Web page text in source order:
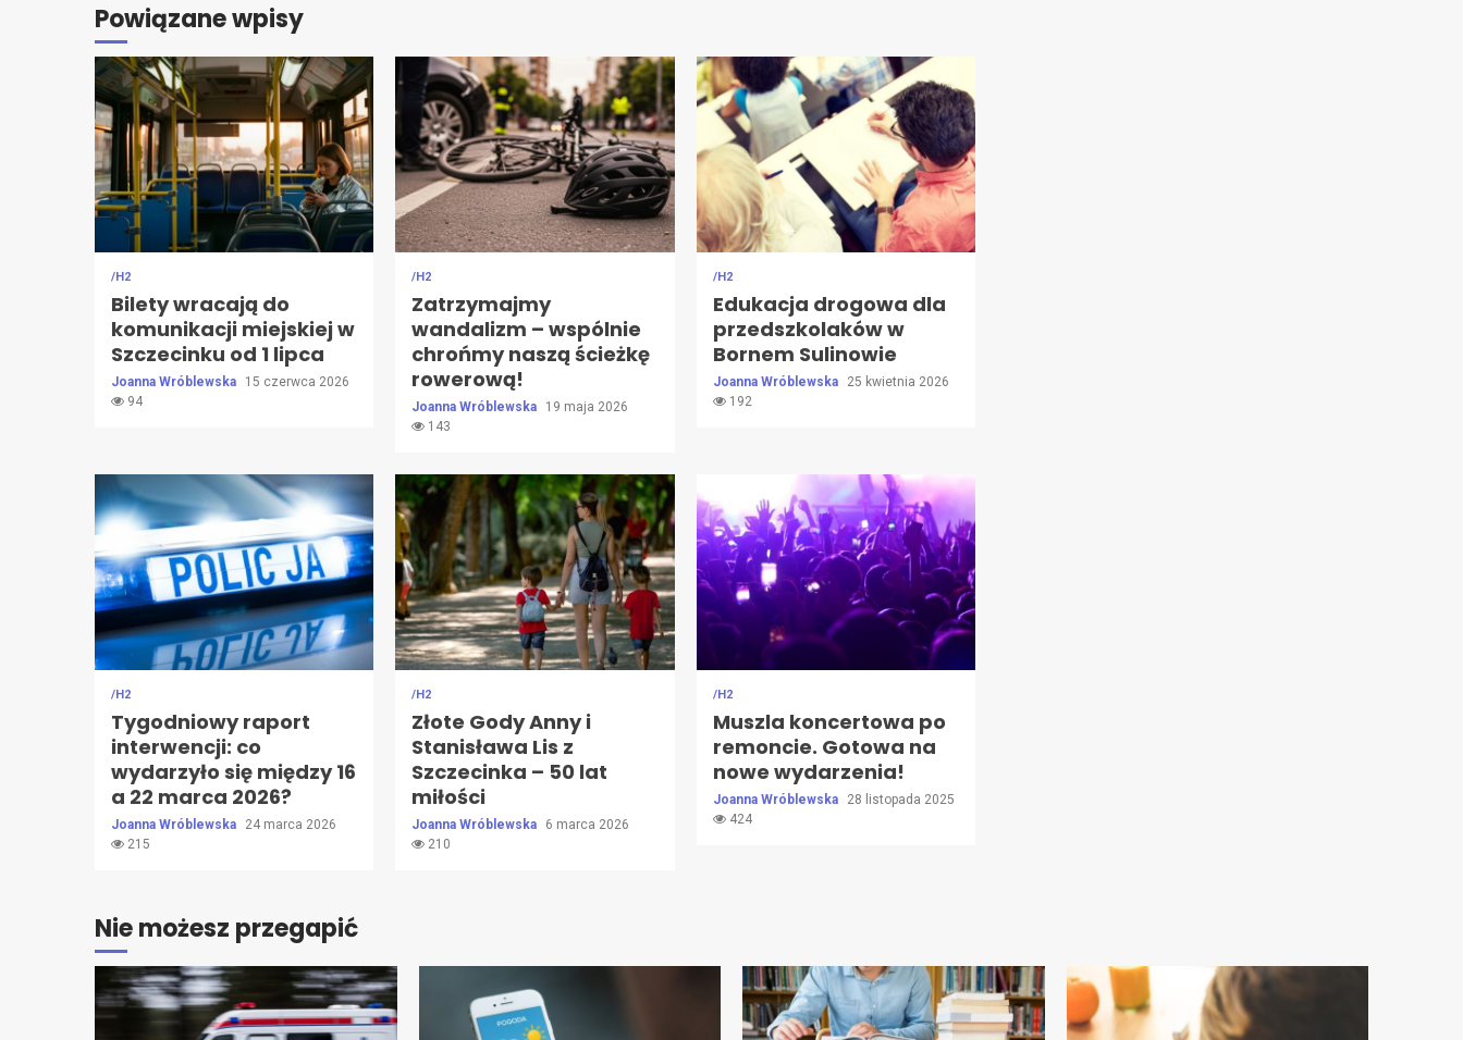
Powiązane wpisy
/H2
Bilety wracają do
komunikacji miejskiej w
Szczecinku od 1 lipca
Joanna Wróblewska
15 czerwca 2026
94
/H2
Zatrzymajmy
wandalizm – wspólnie
chrońmy naszą ścieżkę
rowerową!
Joanna Wróblewska
19 maja 2026
143
/H2
Edukacja drogowa dla
przedszkolaków w
Bornem Sulinowie
Joanna Wróblewska
25 kwietnia 2026
192
/H2
Tygodniowy raport
interwencji: co
wydarzyło się między 16
a 22 marca 2026?
Joanna Wróblewska
24 marca 2026
215
/H2
Złote Gody Anny i
Stanisława Lis z
Szczecinka – 50 lat
miłości
Joanna Wróblewska
6 marca 2026
210
/H2
Muszla koncertowa po
remoncie. Gotowa na
nowe wydarzenia!
Joanna Wróblewska
28 listopada 2025
424
Nie możesz przegapić